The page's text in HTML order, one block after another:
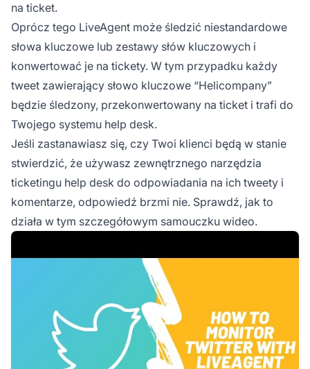
na ticket.
Oprócz tego LiveAgent może śledzić niestandardowe
słowa kluczowe lub zestawy słów kluczowych i
konwertować je na tickety. W tym przypadku każdy
tweet zawierający słowo kluczowe “Helicompany”
będzie śledzony, przekonwertowany na ticket i trafi do
Twojego systemu help desk.
Jeśli zastanawiasz się, czy Twoi klienci będą w stanie
stwierdzić, że używasz zewnętrznego narzędzia
ticketingu help desk do odpowiadania na ich tweety i
komentarze, odpowiedź brzmi nie. Sprawdź, jak to
działa w tym szczegółowym samouczku wideo.